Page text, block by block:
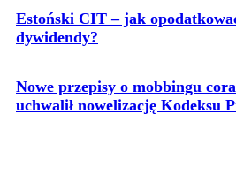
Estoński CIT – jak
dywidendy?
Nowe przepisy o mobbingu
uchwalił nowelizację Kodeksu